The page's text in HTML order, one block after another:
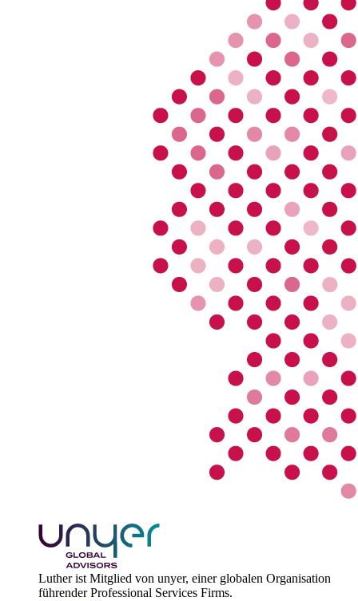
Luther ist Mitglied von unyer, einer globalen Organisation
führender Professional Services Firms.